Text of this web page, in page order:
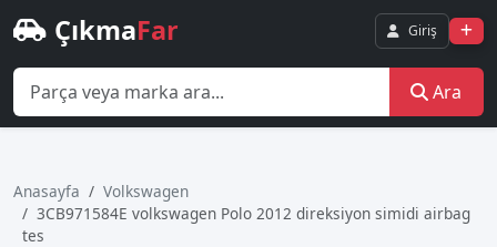
ÇıkmaFar Giriş
Ara
Anasayfa
Volkswagen
3CB971584E volkswagen Polo 2012 direksiyon simidi airbag
tes